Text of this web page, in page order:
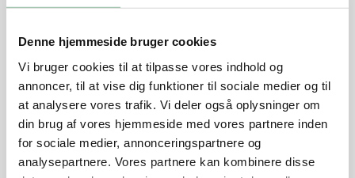
Denne hjemmeside bruger cookies
Vi bruger cookies til at tilpasse vores indhold og
annoncer, til at vise dig funktioner til sociale medier og til
at analysere vores trafik. Vi deler også oplysninger om
din brug af vores hjemmeside med vores partnere inden
for sociale medier, annonceringspartnere og
analysepartnere. Vores partnere kan kombinere disse
madpakken.
Sukkerærterne kan evt. være en rest fra
aftensmaden.
Tips
Hvis der ikke serveres mælk - men vand til
frokosten, bør barnet i mange tilfælde have lidt
mere mad for at blive mæt fx ¼ skive rugbrød med